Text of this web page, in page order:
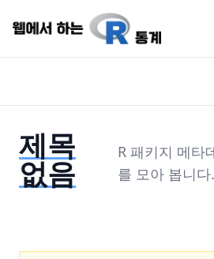
제목
없음
R 패키지 메타
를 모아 봅니다.